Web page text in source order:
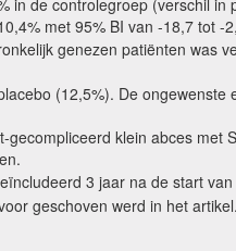
met 95% BI van -18,7 tot
genezen patiënten was
(12,5%). De
klein abces met
3 jaar na de start
geschoven werd in het